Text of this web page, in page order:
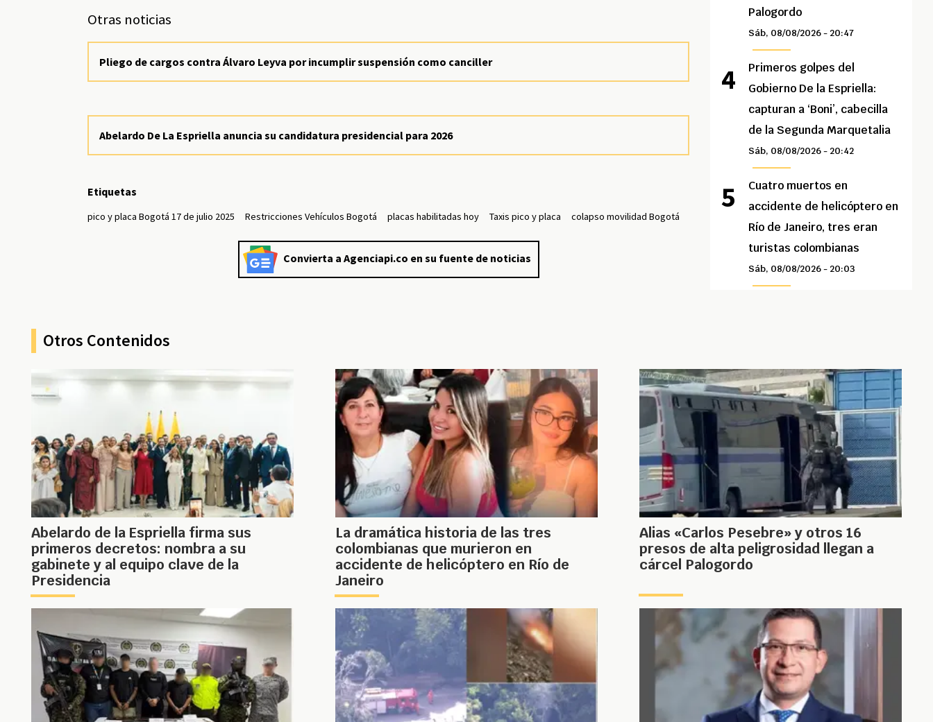
Otras noticias
Pliego de cargos contra Álvaro Leyva por incumplir suspensión como canciller
Abelardo De La Espriella anuncia su candidatura presidencial para 2026
Etiquetas
pico y placa Bogotá 17 de julio 2025 Restricciones Vehículos Bogotá placas habilitadas hoy Taxis pico y placa colapso movilidad Bogotá
Convierta a Agenciapi.co en su fuente de noticias
Palogordo
Sáb, 08/08/2026 - 20:47
Primeros golpes del
Gobierno De la Espriella:
capturan a ‘Boni’, cabecilla
de la Segunda Marquetalia
Sáb, 08/08/2026 - 20:42
Cuatro muertos en
accidente de helicóptero en
Río de Janeiro, tres eran
turistas colombianas
Sáb, 08/08/2026 - 20:03
Otros Contenidos
Abelardo de la Espriella firma sus
primeros decretos: nombra a su
gabinete y al equipo clave de la
Presidencia
La dramática historia de las tres
colombianas que murieron en
accidente de helicóptero en Río de
Janeiro
Alias «Carlos Pesebre» y otros 16
presos de alta peligrosidad llegan a
cárcel Palogordo